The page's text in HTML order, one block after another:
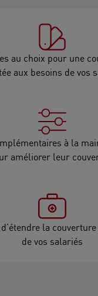
au choix pour une
aux besoins de vos
à la
améliorer leur
la
de vos salariés